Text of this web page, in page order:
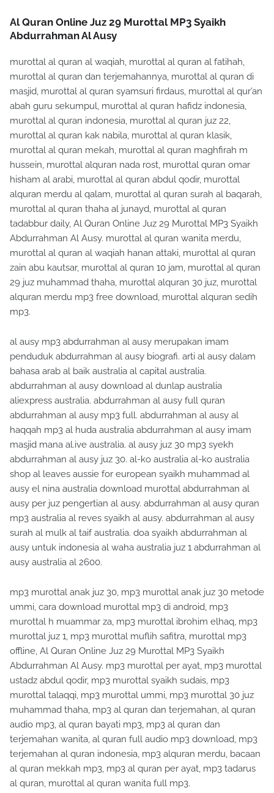
Al Quran Online Juz 29 Murottal MP3 Syaikh
Abdurrahman Al Ausy
murottal al quran al waqiah, murottal al quran al fatihah,
murottal al quran dan terjemahannya, murottal al quran di
masjid, murottal al quran syamsuri firdaus, murottal al qur’an
abah guru sekumpul, murottal al quran hafidz indonesia,
murottal al quran indonesia, murottal al quran juz 22,
murottal al quran kak nabila, murottal al quran klasik,
murottal al quran mekah, murottal al quran maghfirah m
hussein, murottal alquran nada rost, murottal quran omar
hisham al arabi, murottal al quran abdul qodir, murottal
alquran merdu al qalam, murottal al quran surah al baqarah,
murottal al quran thaha al junayd, murottal al quran
tadabbur daily, Al Quran Online Juz 29 Murottal MP3 Syaikh
Abdurrahman Al Ausy. murottal al quran wanita merdu,
murottal al quran al waqiah hanan attaki, murottal al quran
zain abu kautsar, murottal al quran 10 jam, murottal al quran
29 juz muhammad thaha, murottal alquran 30 juz, murottal
alquran merdu mp3 free download, murottal alquran sedih
mp3.
al ausy mp3 abdurrahman al ausy merupakan imam
penduduk abdurrahman al ausy biografi. arti al ausy dalam
bahasa arab al baik australia al capital australia.
abdurrahman al ausy download al dunlap australia
aliexpress australia. abdurrahman al ausy full quran
abdurrahman al ausy mp3 full. abdurrahman al ausy al
haqqah mp3 al huda australia abdurrahman al ausy imam
masjid mana al.ive australia. al ausy juz 30 mp3 syekh
abdurrahman al ausy juz 30. al-ko australia al-ko australia
shop al leaves aussie for european syaikh muhammad al
ausy el nina australia download murottal abdurrahman al
ausy per juz pengertian al ausy. abdurrahman al ausy quran
mp3 australia al reves syaikh al ausy. abdurrahman al ausy
surah al mulk al taif australia. doa syaikh abdurrahman al
ausy untuk indonesia al waha australia juz 1 abdurrahman al
ausy australia al 2600.
mp3 murottal anak juz 30, mp3 murottal anak juz 30 metode
ummi, cara download murottal mp3 di android, mp3
murottal h muammar za, mp3 murottal ibrohim elhaq, mp3
murottal juz 1, mp3 murottal muflih safitra, murottal mp3
offline, Al Quran Online Juz 29 Murottal MP3 Syaikh
Abdurrahman Al Ausy. mp3 murottal per ayat, mp3 murottal
ustadz abdul qodir, mp3 murottal syaikh sudais, mp3
murottal talaqqi, mp3 murottal ummi, mp3 murottal 30 juz
muhammad thaha, mp3 al quran dan terjemahan, al quran
audio mp3, al quran bayati mp3, mp3 al quran dan
terjemahan wanita, al quran full audio mp3 download, mp3
terjemahan al quran indonesia, mp3 alquran merdu, bacaan
al quran mekkah mp3, mp3 al quran per ayat, mp3 tadarus
al quran, murottal al quran wanita full mp3.